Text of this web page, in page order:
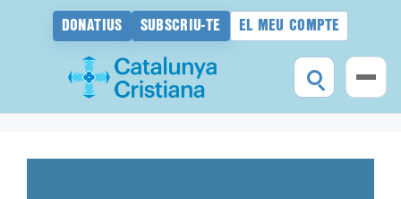
DONATIUS SUBSCRIU-TE EL MEU COMPTE